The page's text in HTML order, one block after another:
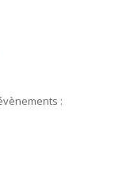
: